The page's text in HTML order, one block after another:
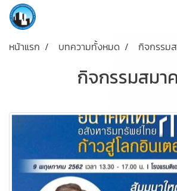
หน้าแรก บทความทั้งหมด กิจกรรม
กิจกรรมสมา